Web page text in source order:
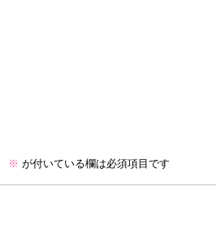
※ が付いている欄は必須項目です